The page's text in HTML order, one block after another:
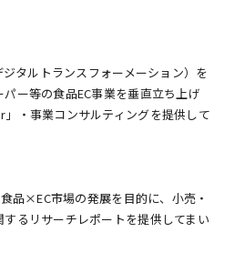
タルトランスフォーメーション）を
ー等の食品EC事業を垂直立ち上げ
・事業コンサルティングを提供して
品×EC市場の発展を目的に、小売・
るリサーチレポートを提供してまい